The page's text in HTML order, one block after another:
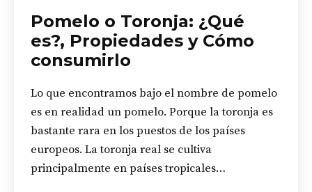
Pomelo o Toronja: ¿Qué
es?, Propiedades y Cómo
consumirlo
Lo que encontramos bajo el nombre de pomelo
es en realidad un pomelo. Porque la toronja es
bastante rara en los puestos de los países
europeos. La toronja real se cultiva
principalmente en países tropicales…